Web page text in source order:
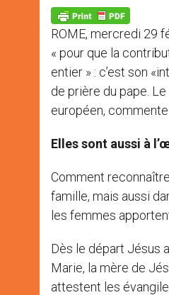
p
p
g
e
r
k
ROME, mercredi 29
« pour que la
entier » : c’est son
de prière du pape.
européen,
Elles sont aussi à
Comment
famille, mais aussi
les femmes
Dès le départ Jésus
Marie, la mère de
attestent les